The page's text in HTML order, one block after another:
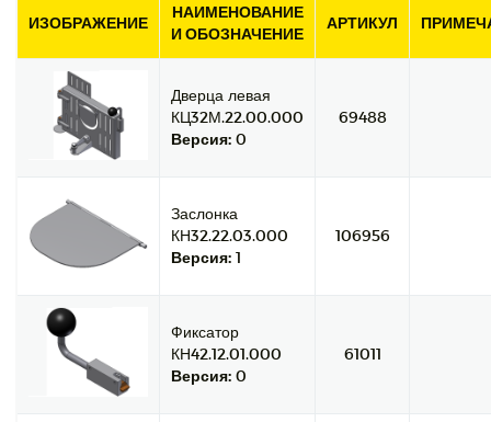
ИЗОБРАЖЕНИЕ
НАИМЕНОВАНИЕ
И ОБОЗНАЧЕНИЕ
АРТИКУЛ
Дверца левая
КЦ32М.22.00.000
Версия: 0
69488
Заслонка
КН32.22.03.000
Версия: 1
106956
Фиксатор
КН42.12.01.000
Версия: 0
61011